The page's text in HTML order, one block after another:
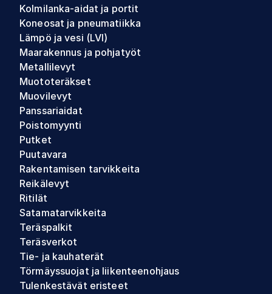
Kolmilanka-aidat ja portit
Koneosat ja pneumatiikka
Lämpö ja vesi (LVI)
Maarakennus ja pohjatyöt
Metallilevyt
Muototeräkset
Muovilevyt
Panssariaidat
Poistomyynti
Putket
Puutavara
Rakentamisen tarvikkeita
Reikälevyt
Ritilät
Satamatarvikkeita
Teräspalkit
Teräsverkot
Tie- ja kauhaterät
Törmäyssuojat ja liikenteenohjaus
Tulenkestävät eristeet